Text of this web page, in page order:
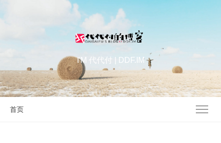
I'M 代代付 | DDF.IM
首页